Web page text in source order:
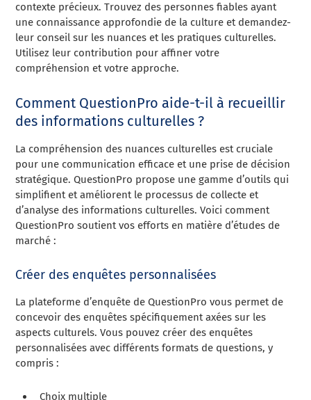
contexte précieux. Trouvez des personnes fiables ayant
une connaissance approfondie de la culture et demandez-
leur conseil sur les nuances et les pratiques culturelles.
Utilisez leur contribution pour affiner votre
compréhension et votre approche.
Comment QuestionPro aide-t-il à recueillir
des informations culturelles ?
La compréhension des nuances culturelles est cruciale
pour une communication efficace et une prise de décision
stratégique. QuestionPro propose une gamme d’outils qui
simplifient et améliorent le processus de collecte et
d’analyse des informations culturelles. Voici comment
QuestionPro soutient vos efforts en matière d’études de
marché :
Créer des enquêtes personnalisées
La plateforme d’enquête de QuestionPro vous permet de
concevoir des enquêtes spécifiquement axées sur les
aspects culturels. Vous pouvez créer des enquêtes
personnalisées avec différents formats de questions, y
compris :
Choix multiple